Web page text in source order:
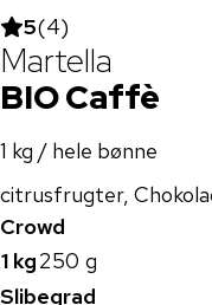
5(4)
Martella
BIO Caffè
1 kg / hele bønne
citrusfrugter,
Crowd
1 kg250 g
Slibegrad